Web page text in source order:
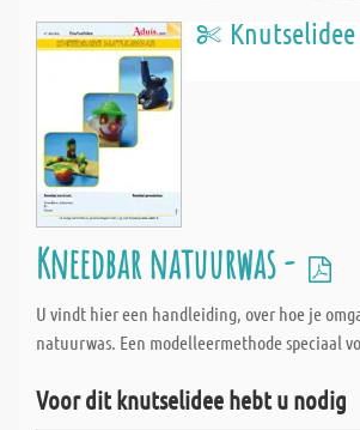
Knutselidee
Kneedbar natuurwas -
U vindt hier een handleiding, over hoe je
natuurwas. Een modelleermethode speciaal
Voor dit knutselidee hebt u nodig